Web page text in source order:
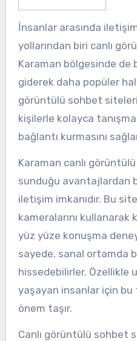
İnsanlar arasında
yollarından biri canlı
Karaman bölgesinde
giderek daha popüler
görüntülü sohbet
kişilerle kolayca
bağlantı kurmasını
Karaman canlı
sunduğu avantajlardan
iletişim imkanıdır. Bu
kameralarını kullanarak
yüz yüze konuşma
sayede, sanal ortamda
hissedebilirler. Özellikle
yaşayan insanlar için
önem taşır.
Canlı görüntülü sohbet